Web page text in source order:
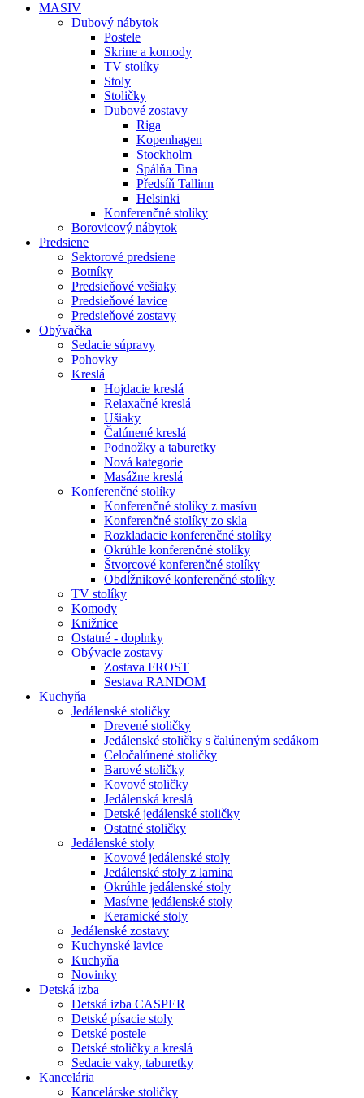
MASIV
Dubový nábytok
Postele
Skrine a komody
TV stolíky
Stoly
Stoličky
Dubové zostavy
Riga
Kopenhagen
Stockholm
Spálňa Tina
Předsíň Tallinn
Helsinki
Konferenčné stolíky
Borovicový nábytok
Predsiene
Sektorové predsiene
Botníky
Predsieňové vešiaky
Predsieňové lavice
Predsieňové zostavy
Obývačka
Sedacie súpravy
Pohovky
Kreslá
Hojdacie kreslá
Relaxačné kreslá
Ušiaky
Čalúnené kreslá
Podnožky a taburetky
Nová kategorie
Masážne kreslá
Konferenčné stolíky
Konferenčné stolíky z masívu
Konferenčné stolíky zo skla
Rozkladacie konferenčné stolíky
Okrúhle konferenčné stolíky
Štvorcové konferenčné stolíky
Obdĺžnikové konferenčné stolíky
TV stolíky
Komody
Knižnice
Ostatné - doplnky
Obývacie zostavy
Zostava FROST
Sestava RANDOM
Kuchyňa
Jedálenské stoličky
Drevené stoličky
Jedálenské stoličky s čalúneným sedákom
Celočalúnené stoličky
Barové stoličky
Kovové stoličky
Jedálenská kreslá
Detské jedálenské stoličky
Ostatné stoličky
Jedálenské stoly
Kovové jedálenské stoly
Jedálenské stoly z lamina
Okrúhle jedálenské stoly
Masívne jedálenské stoly
Keramické stoly
Jedálenské zostavy
Kuchynské lavice
Kuchyňa
Novinky
Detská izba
Detská izba CASPER
Detské písacie stoly
Detské postele
Detské stoličky a kreslá
Sedacie vaky, taburetky
Kancelária
Kancelárske stoličky